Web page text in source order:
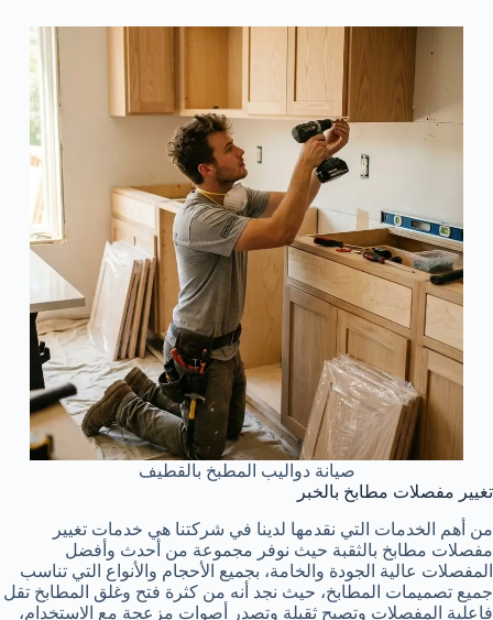
صيانة دواليب المطبخ بالقطيف
تغيير مفصلات مطابخ بالخبر
من أهم الخدمات التي نقدمها لدينا في شركتنا هي خدمات تغيير
مفصلات مطابخ بالثقبة حيث نوفر مجموعة من أحدث وأفضل
المفصلات عالية الجودة والخامة، بجميع الأحجام والأنواع التي تناسب
جميع تصميمات المطابخ، حيث نجد أنه من كثرة فتح وغلق المطابخ تقل
فاعلية المفصلات وتصبح ثقيلة وتصدر أصوات مزعجة مع الاستخدام،